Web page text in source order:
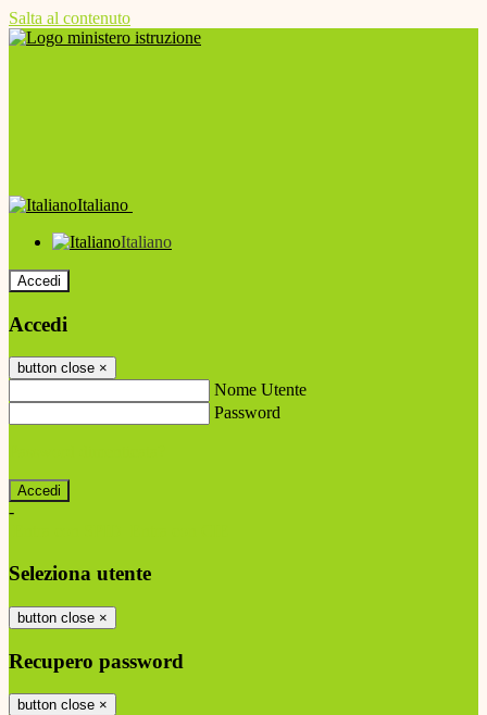
Salta al contenuto
Italiano
Italiano
Accedi
Accedi
button close ×
Nome Utente
Password
-
Seleziona utente
button close ×
Recupero password
button close ×